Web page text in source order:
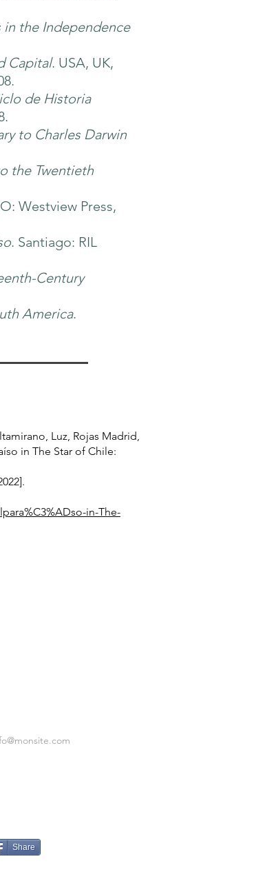
in the Independence
Capital. USA, UK,
de Historia
to Charles Darwin
the Twentieth
Westview Press,
. Santiago: RIL
Century
America.
Luz, Rojas Madrid,
in The Star of Chile:
in-The-
Share